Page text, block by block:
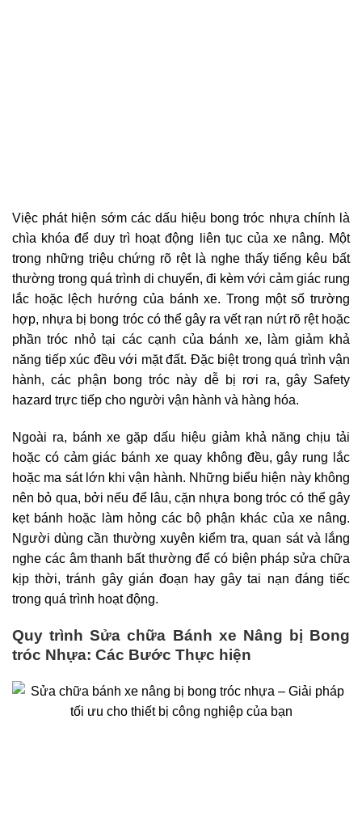
Việc phát hiện sớm các dấu hiệu bong tróc nhựa chính là
chìa khóa để duy trì hoạt động liên tục của xe nâng. Một
trong những triệu chứng rõ rệt là nghe thấy tiếng kêu bất
thường trong quá trình di chuyển, đi kèm với cảm giác rung
lắc hoặc lệch hướng của bánh xe. Trong một số trường
hợp, nhựa bị bong tróc có thể gây ra vết rạn nứt rõ rệt hoặc
phần tróc nhỏ tại các cạnh của bánh xe, làm giảm khả
năng tiếp xúc đều với mặt đất. Đặc biệt trong quá trình vận
hành, các phận bong tróc này dễ bị rơi ra, gây Safety
hazard trực tiếp cho người vận hành và hàng hóa.
Ngoài ra, bánh xe gặp dấu hiệu giảm khả năng chịu tải
hoặc có cảm giác bánh xe quay không đều, gây rung lắc
hoặc ma sát lớn khi vận hành. Những biểu hiện này không
nên bỏ qua, bởi nếu để lâu, cặn nhựa bong tróc có thể gây
kẹt bánh hoặc làm hỏng các bộ phận khác của xe nâng.
Người dùng cần thường xuyên kiểm tra, quan sát và lắng
nghe các âm thanh bất thường để có biện pháp sửa chữa
kịp thời, tránh gây gián đoạn hay gây tai nạn đáng tiếc
trong quá trình hoạt động.
Quy trình Sửa chữa Bánh xe Nâng bị Bong
tróc Nhựa: Các Bước Thực hiện